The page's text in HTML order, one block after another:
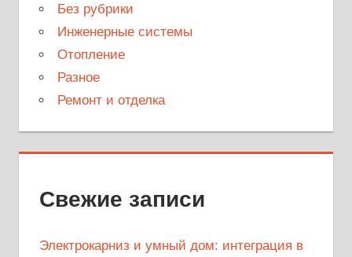
Без рубрики
Инженерные системы
Отопление
Разное
Ремонт и отделка
Свежие записи
Электрокарниз и умный дом: интеграция в